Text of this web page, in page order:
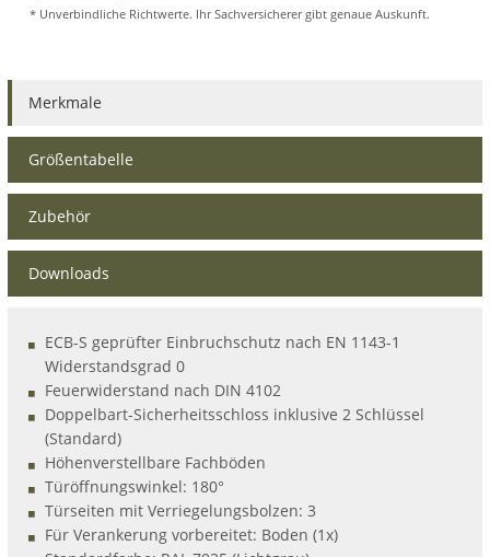
* Unverbindliche Richtwerte. Ihr Sachversicherer gibt genaue Auskunft.
Merkmale
Größentabelle
Zubehör
Downloads
ECB-S geprüfter Einbruchschutz nach EN 1143-1
Widerstandsgrad 0
Feuerwiderstand nach DIN 4102
Doppelbart-Sicherheitsschloss inklusive 2 Schlüssel
(Standard)
Höhenverstellbare Fachböden
Türöffnungswinkel: 180°
Türseiten mit Verriegelungsbolzen: 3
Für Verankerung vorbereitet: Boden (1x)